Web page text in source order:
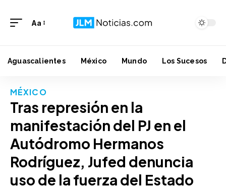
Aa
Aguascalientes México Mundo Los Sucesos
MÉXICO
Tras represión en la
manifestación del PJ en el
Autódromo Hermanos
Rodríguez, Jufed denuncia
uso de la fuerza del Estado